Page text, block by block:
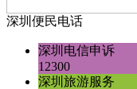
深圳便民电话
深圳电信申诉
12300
深圳旅游服务